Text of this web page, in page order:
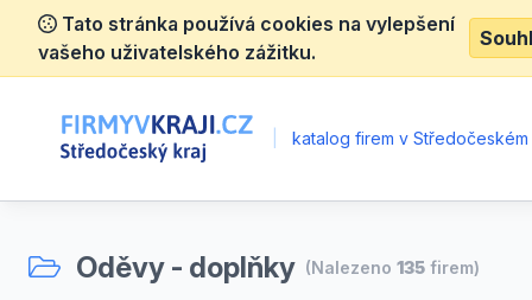
Tato stránka používá cookies na vylepšení
vašeho uživatelského zážitku.
katalog firem v Středočeském
Oděvy - doplňky (Nalezeno 135 firem)